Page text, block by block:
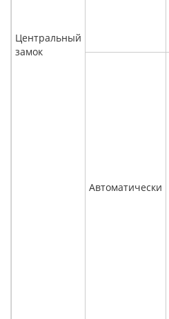
Центральный
замок
Автоматически